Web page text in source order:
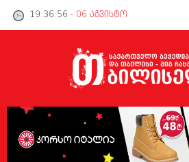
19:36:56 - 06 აგვისტო